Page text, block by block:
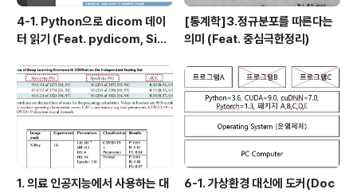
4-1. Python으로 dicom 데이
터 읽기 (Feat. pydicom, Sim
[통계학]3.정규분포를 따른다는
의미 (Feat. 중심극한정리)
1. 의료 인공지능에서 사용하는 대 6-1. 가상환경 대신에 도커(Doc